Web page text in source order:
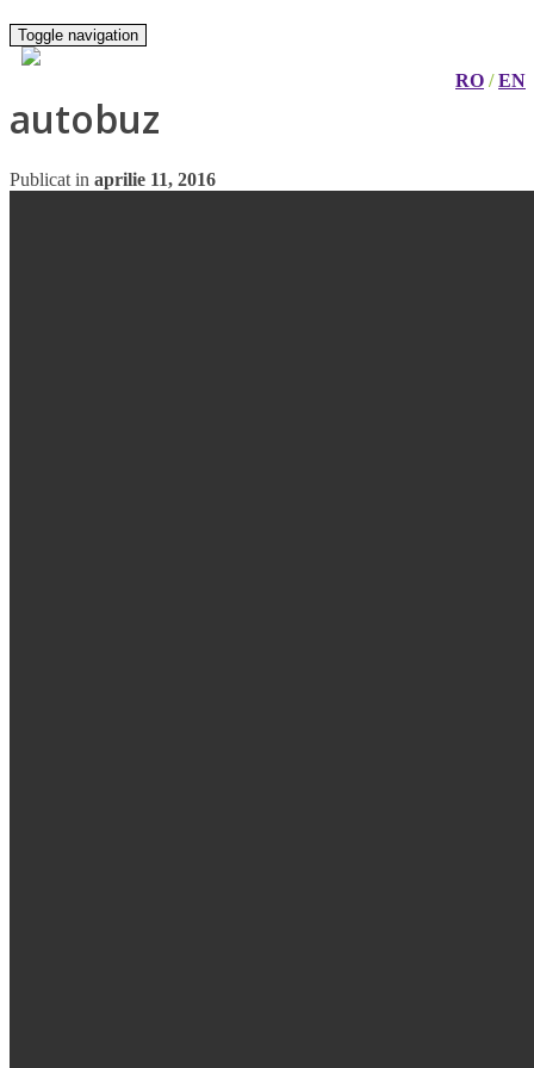
Toggle navigation
RO /EN
autobuz
Publicat in aprilie 11, 2016